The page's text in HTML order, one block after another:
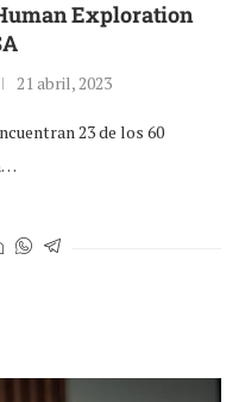
Exploration
21 abril, 2023
23 de los 60